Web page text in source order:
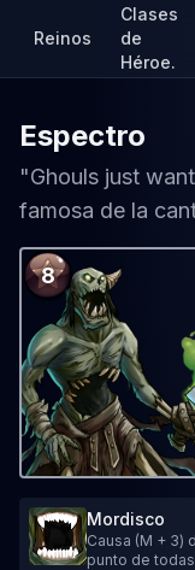
Reinos
Clases
de
Héroe.
Espectro
"Ghouls just
famosa de la
8
Mordisco
Causa (M + 3)
punto de